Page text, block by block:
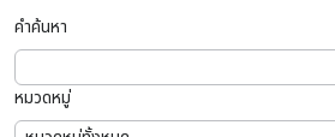
คำค้นหา
หมวดหมู่